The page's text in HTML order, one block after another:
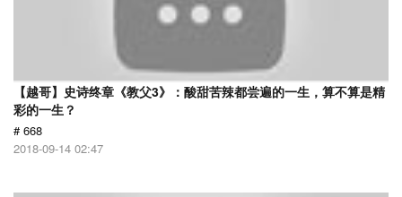
【越哥】史诗终章《教父3》：酸甜苦辣都尝遍的一生，算不算是精
彩的一生？
# 668
2018-09-14 02:47